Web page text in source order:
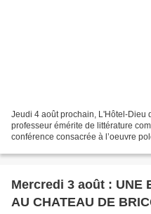
Jeudi 4 août prochain, L'Hôtel-Dieu
professeur émérite de littérature
conférence consacrée à l’oeuvre
Mercredi 3 août : UNE
AU CHATEAU DE